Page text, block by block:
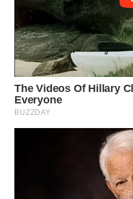
WN
TEBING
TINGGI
WN
PAKPAK
WN